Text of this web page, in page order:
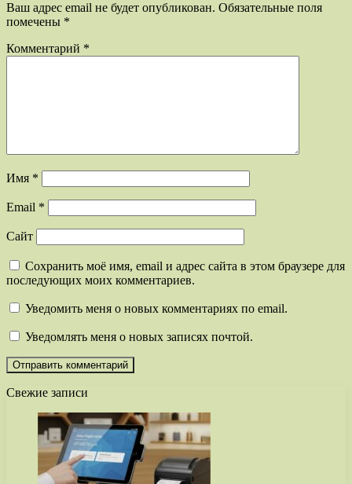
Ваш адрес email не будет опубликован. Обязательные поля
помечены *
Комментарий *
Имя *
Email *
Сайт
Сохранить моё имя, email и адрес сайта в этом браузере для
последующих моих комментариев.
Уведомить меня о новых комментариях по email.
Уведомлять меня о новых записях почтой.
Свежие записи